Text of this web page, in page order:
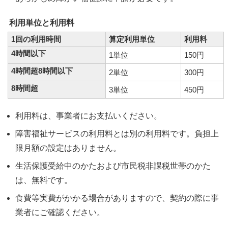
利用単位と利用料
1回の利用時間
算定利用単位
利用料
4時間以下
1単位
150円
4時間超8時間以下
2単位
300円
8時間超
3単位 450円
利用料は、事業者にお支払いください。
障害福祉サービスの利用料とは別の利用料です。負担上
限月額の設定はありません。
生活保護受給中のかたおよび市民税非課税世帯のかた
は、無料です。
食費等実費がかかる場合がありますので、契約の際に事
業者にご確認ください。